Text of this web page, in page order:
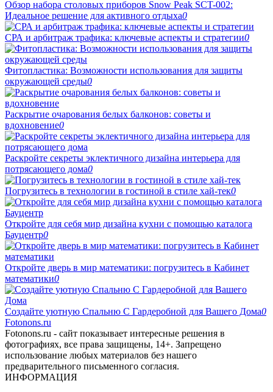
Обзор набора столовых приборов Snow Peak SCT-002:
Идеальное решение для активного отдыха0
СРА и арбитраж трафика: ключевые аспекты и стратегии0
Фитопластика: Возможности использования для защиты
окружающей среды0
Раскрытие очарования белых балконов: советы и
вдохновение0
Раскройте секреты эклектичного дизайна интерьера для
потрясающего дома0
Погрузитесь в технологии в гостиной в стиле хай-тек0
Откройте для себя мир дизайна кухни с помощью каталога
Бауцентр0
Откройте дверь в мир математики: погрузитесь в Кабинет
математики0
Создайте уютную Спальню С Гардеробной для Вашего Дома0
Fotonons.ru
Fotonons.ru - сайт показывает интересные решения в
фотографиях, все права защищены, 14+. Запрещено
использование любых материалов без нашего
предварительного письменного согласия.
ИНФОРМАЦИЯ